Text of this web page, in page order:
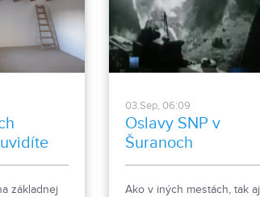
základnej
03.Sep, 06:09
Oslavy SNP v
Šuranoch
Ako v iných mestách, tak aj